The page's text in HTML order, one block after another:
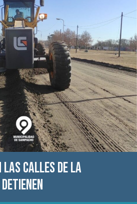
las calles de la